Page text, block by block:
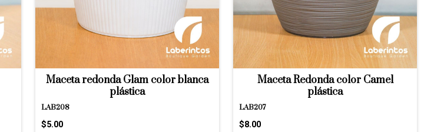
Maceta redonda Glam color blanca
plástica
LAB208
$5.00
Maceta Redonda color Camel
plástica
LAB207
$8.00